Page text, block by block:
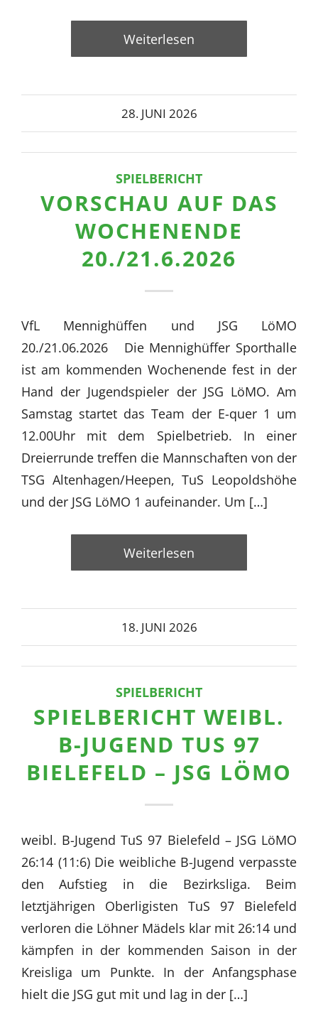
Weiterlesen
28. JUNI 2026
SPIELBERICHT
VORSCHAU AUF DAS
WOCHENENDE
20./21.6.2026
VfL Mennighüffen und JSG LöMO
20./21.06.2026 Die Mennighüffer Sporthalle
ist am kommenden Wochenende fest in der
Hand der Jugendspieler der JSG LöMO. Am
Samstag startet das Team der E-quer 1 um
12.00Uhr mit dem Spielbetrieb. In einer
Dreierrunde treffen die Mannschaften von der
TSG Altenhagen/Heepen, TuS Leopoldshöhe
und der JSG LöMO 1 aufeinander. Um […]
Weiterlesen
18. JUNI 2026
SPIELBERICHT
SPIELBERICHT WEIBL.
B-JUGEND TUS 97
BIELEFELD – JSG LÖMO
weibl. B-Jugend TuS 97 Bielefeld – JSG LöMO
26:14 (11:6) Die weibliche B-Jugend verpasste
den Aufstieg in die Bezirksliga. Beim
letztjährigen Oberligisten TuS 97 Bielefeld
verloren die Löhner Mädels klar mit 26:14 und
kämpfen in der kommenden Saison in der
Kreisliga um Punkte. In der Anfangsphase
hielt die JSG gut mit und lag in der […]